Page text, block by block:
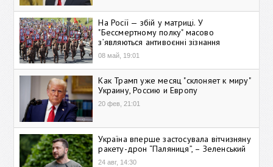
На Росії — збій у матриці. У
"Бессмертному полку" масово
зʼявляються антивоєнні зізнання
08 май, 19:01
Как Трамп уже месяц "склоняет к миру"
Украину, Россию и Европу
20 фев, 21:01
Україна вперше застосувала вітчизняну
ракету-дрон “Паляниця”, – Зеленський
24 авг, 14:30